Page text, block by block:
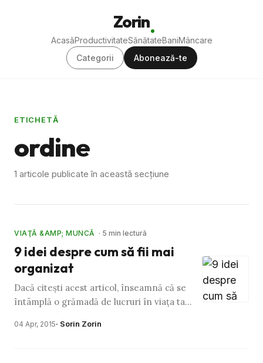
Zorin
AcasăProductivitateSănătateBaniMâncare
Categorii
Abonează-te
ETICHETĂ
ordine
1 articole publicate în această secțiune
VIAŢĂ &AMP; MUNCĂ · 5 min lectură
9 idei despre cum să fii mai
organizat
Dacă citeşti acest articol, înseamnă că se
întâmplă o grămadă de lucruri în viaţa ta
Nu cred într-o …
04 Apr, 2015· Sorin Zorin